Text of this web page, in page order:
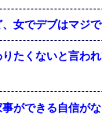
女でデブはマジ
たくないと言わ
ができる自信が